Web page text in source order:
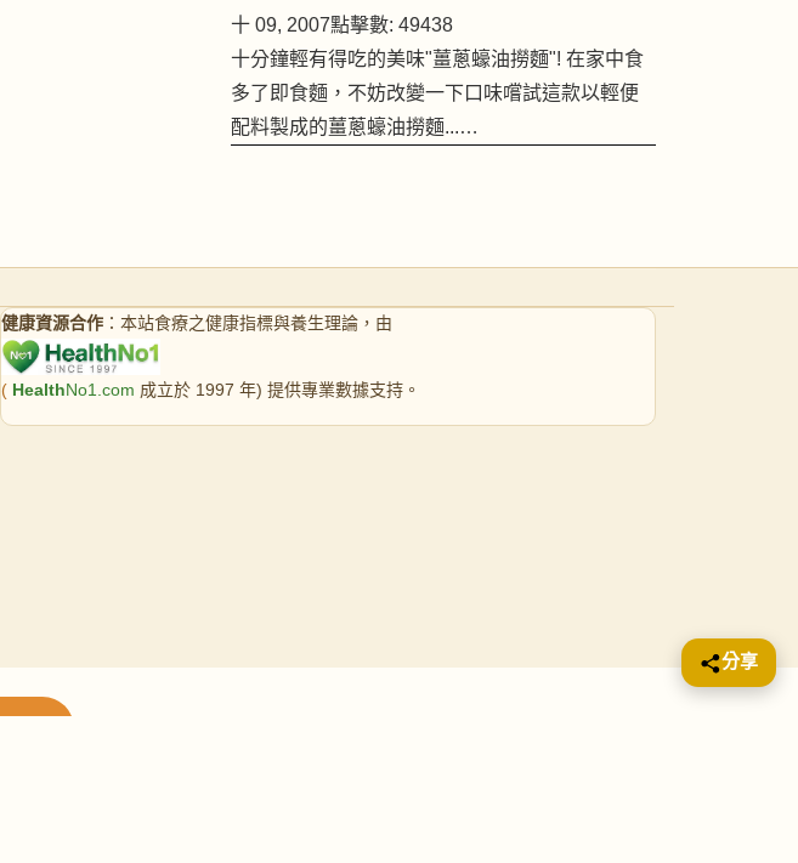
十 09, 2007點擊數: 49438
十分鐘輕有得吃的美味"薑蔥蠔油撈麵"! 在家中食
多了即食麵，不妨改變一下口味嚐試這款以輕便
配料製成的薑蔥蠔油撈麵...…
健康資源合作 ：本站食療之健康指標與養生理論，由
( HealthNo1.com 成立於 1997 年) 提供專業數據支持。
分享